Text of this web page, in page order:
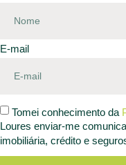
E-mail
Tomei conhecimento da
Loures enviar-me
imobiliária, crédito e